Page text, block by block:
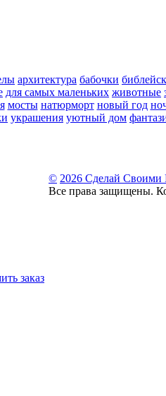
архитектура бабочки
для самых маленьких животные
мосты натюрморт новый год
украшения уютный дом
© 2026 Сделай Своими
Все права защищены.
заказ